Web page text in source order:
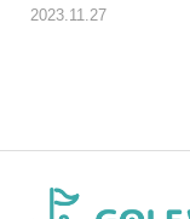
2023.11.27